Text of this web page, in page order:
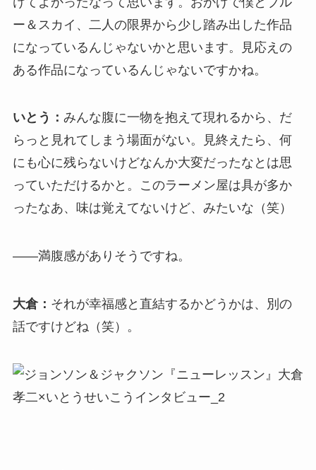
ー＆スカイ、二人の限界から少し踏み出した作品
になっているんじゃないかと思います。見応えの
ある作品になっているんじゃないですかね。
いとう： みんな腹に一物を抱えて現れるから、だ
らっと見れてしまう場面がない。見終えたら、何
にも心に残らないけどなんか大変だったなとは思
っていただけるかと。このラーメン屋は具が多か
ったなあ、味は覚えてないけど、みたいな（笑）
――満腹感がありそうですね。
大倉： それが幸福感と直結するかどうかは、別の
話ですけどね（笑）。